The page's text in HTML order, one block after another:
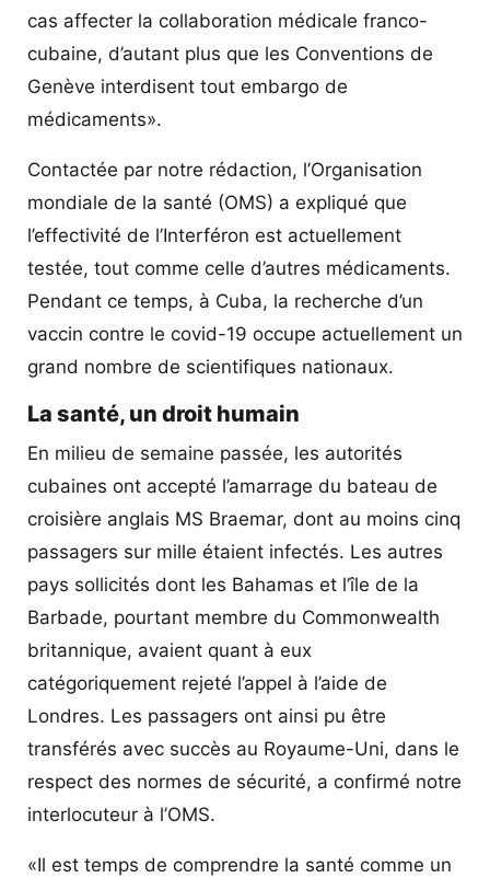
cas affecter la collaboration médicale franco-
cubaine, d’autant plus que les Conventions de
Genève interdisent tout embargo de
médicaments».
Contactée par notre rédaction, l’Organisation
mondiale de la santé (OMS) a expliqué que
l’effectivité de l’Interféron est actuellement
testée, tout comme celle d’autres médicaments.
Pendant ce temps, à Cuba, la recherche d’un
vaccin contre le covid-19 occupe actuellement un
grand nombre de scientifiques nationaux.
La santé, un droit humain
En milieu de semaine passée, les autorités
cubaines ont accepté l’amarrage du bateau de
croisière anglais MS Braemar, dont au moins cinq
passagers sur mille étaient infectés. Les autres
pays sollicités dont les Bahamas et l’île de la
Barbade, pourtant membre du Commonwealth
britannique, avaient quant à eux
catégoriquement rejeté l’appel à l’aide de
Londres. Les passagers ont ainsi pu être
transférés avec succès au Royaume-Uni, dans le
respect des normes de sécurité, a confirmé notre
interlocuteur à l’OMS.
«Il est temps de comprendre la santé comme un